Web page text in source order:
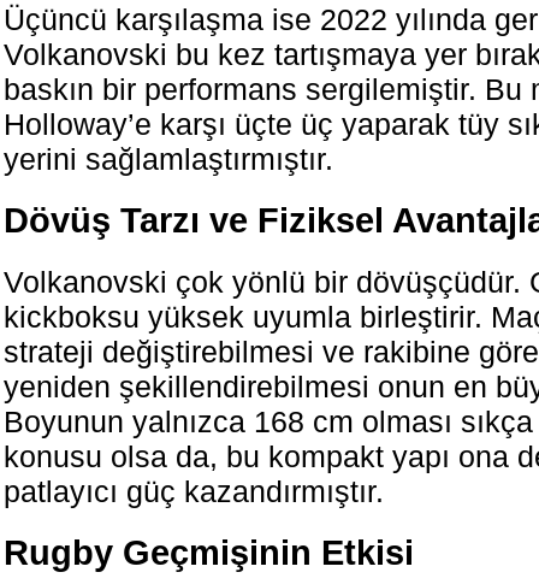
Üçüncü karşılaşma ise 2022 yılında
Volkanovski bu kez tartışmaya yer
baskın bir performans sergilemiştir. Bu
Holloway’e karşı üçte üç yaparak tüy
yerini sağlamlaştırmıştır.
Dövüş Tarzı ve Fiziksel
Volkanovski çok yönlü bir dövüşçüdür.
kickboksu yüksek uyumla birleştirir.
strateji değiştirebilmesi ve rakibine göre
yeniden şekillendirebilmesi onun en
Boyunun yalnızca 168 cm olması sıkça
konusu olsa da, bu kompakt yapı ona
patlayıcı güç kazandırmıştır.
Rugby Geçmişinin Etkisi